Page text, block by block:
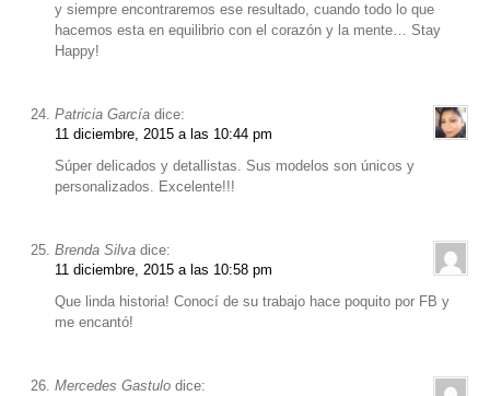
y siempre encontraremos ese resultado, cuando todo lo que
hacemos esta en equilibrio con el corazón y la mente… Stay
Happy!
Patricia García dice:
11 diciembre, 2015 a las 10:44 pm
Súper delicados y detallistas. Sus modelos son únicos y
personalizados. Excelente!!!
Brenda Silva dice:
11 diciembre, 2015 a las 10:58 pm
Que linda historia! Conocí de su trabajo hace poquito por FB y
me encantó!
Mercedes Gastulo dice: